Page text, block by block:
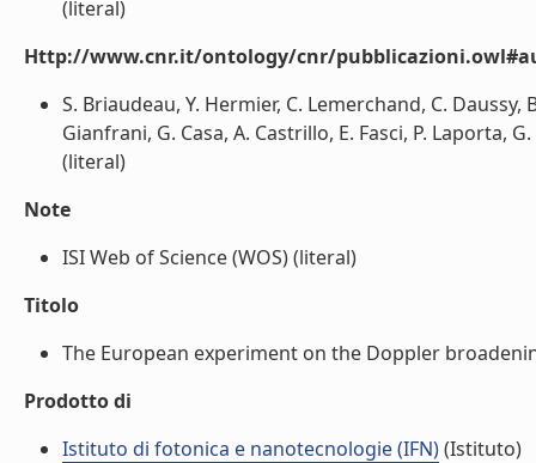
(literal)
Http://www.cnr.it/ontology/cnr/
S. Briaudeau, Y. Hermier, C. Lemerchand, C.
Gianfrani, G. Casa, A. Castrillo, E. Fasci, P. Laporta,
(literal)
Note
ISI Web of Science (WOS) (literal)
Titolo
The European experiment on the Doppler
Prodotto di
Istituto di fotonica e nanotecnologie (IFN)(Istituto)